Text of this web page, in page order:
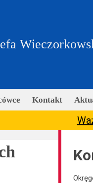
Kontakt